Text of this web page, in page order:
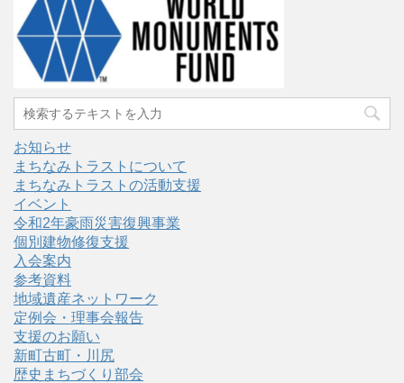
お知らせ
まちなみトラストについて
まちなみトラストの活動支援
イベント
令和2年豪雨災害復興事業
個別建物修復支援
入会案内
参考資料
地域遺産ネットワーク
定例会・理事会報告
支援のお願い
新町古町・川尻
歴史まちづくり部会